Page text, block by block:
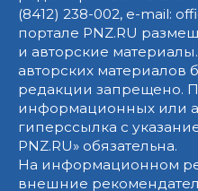
(8412) 238-002, e-mail:
портале PNZ.RU
и авторские
авторских материалов
редакции запрещено.
информационных или
гиперссылка с
PNZ.RU» обязательна.
На информационном
внешние